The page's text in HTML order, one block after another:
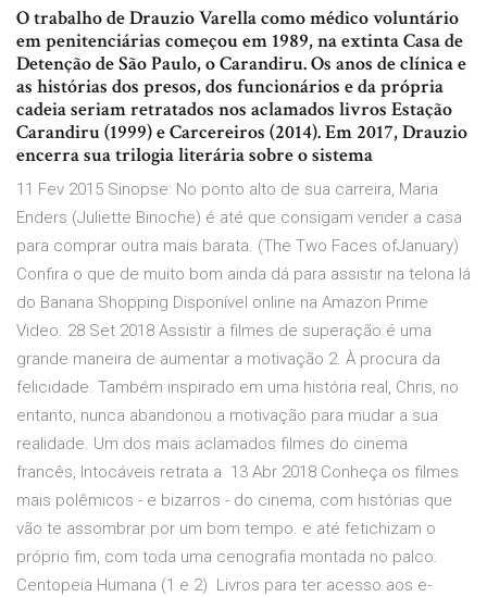
O trabalho de Drauzio Varella como médico voluntário
em penitenciárias começou em 1989, na extinta Casa de
Detenção de São Paulo, o Carandiru. Os anos de clínica e
as histórias dos presos, dos funcionários e da própria
cadeia seriam retratados nos aclamados livros Estação
Carandiru (1999) e Carcereiros (2014). Em 2017, Drauzio
encerra sua trilogia literária sobre o sistema
11 Fev 2015 Sinopse: No ponto alto de sua carreira, Maria
Enders (Juliette Binoche) é até que consigam vender a casa
para comprar outra mais barata. (The Two Faces ofJanuary)
Confira o que de muito bom ainda dá para assistir na telona lá
do Banana Shopping Disponível online na Amazon Prime
Video. 28 Set 2018 Assistir a filmes de superação é uma
grande maneira de aumentar a motivação 2. À procura da
felicidade. Também inspirado em uma história real, Chris, no
entanto, nunca abandonou a motivação para mudar a sua
realidade. Um dos mais aclamados filmes do cinema
francês, Intocáveis retrata a 13 Abr 2018 Conheça os filmes
mais polêmicos - e bizarros - do cinema, com histórias que
vão te assombrar por um bom tempo. e até fetichizam o
próprio fim, com toda uma cenografia montada no palco.
Centopeia Humana (1 e 2) Livros para ter acesso aos e-